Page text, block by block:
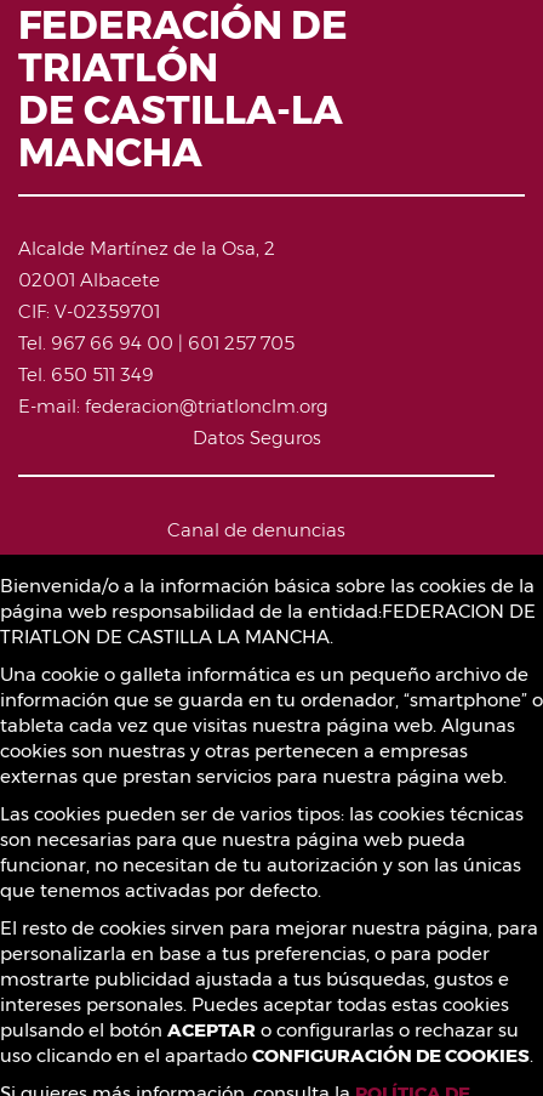
Bienvenida/o a la información básica sobre las cookies de la
página web responsabilidad de la entidad:FEDERACION DE
TRIATLON DE CASTILLA LA MANCHA.
Una cookie o galleta informática es un pequeño archivo de
información que se guarda en tu ordenador, “smartphone” o
tableta cada vez que visitas nuestra página web. Algunas
cookies son nuestras y otras pertenecen a empresas
externas que prestan servicios para nuestra página web.
Las cookies pueden ser de varios tipos: las cookies técnicas
son necesarias para que nuestra página web pueda
funcionar, no necesitan de tu autorización y son las únicas
que tenemos activadas por defecto.
El resto de cookies sirven para mejorar nuestra página, para
personalizarla en base a tus preferencias, o para poder
mostrarte publicidad ajustada a tus búsquedas, gustos e
intereses personales. Puedes aceptar todas estas cookies
pulsando el botón ACEPTAR o configurarlas o rechazar su
uso clicando en el apartado CONFIGURACIÓN DE COOKIES.
FEDERACIÓN DE
TRIATLÓN
DE CASTILLA-LA
MANCHA
Alcalde Martínez de la Osa, 2
02001 Albacete
CIF: V-02359701
Tel. 967 66 94 00 | 601 257 705
Tel. 650 511 349
E-mail: federacion@triatlonclm.org
Datos Seguros
Canal de denuncias
Política de Cookies
Sustancias prohibidas
Contacto
¡Síguenos!